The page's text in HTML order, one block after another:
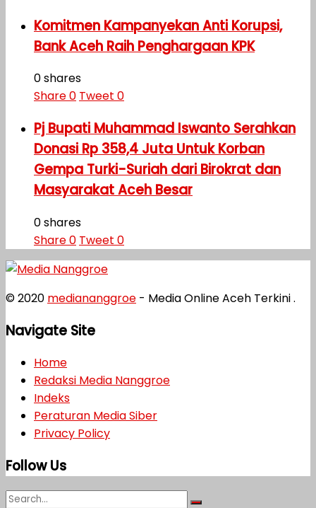
Komitmen Kampanyekan Anti Korupsi,
Bank Aceh Raih Penghargaan KPK
0 shares
Share0 Tweet 0
Pj Bupati Muhammad Iswanto Serahkan
Donasi Rp 358,4 Juta Untuk Korban
Gempa Turki-Suriah dari Birokrat dan
Masyarakat Aceh Besar
0 shares
Share0 Tweet 0
© 2020 mediananggroe - Media Online Aceh Terkini .
Navigate Site
Home
Redaksi Media Nanggroe
Indeks
Peraturan Media Siber
Privacy Policy
Follow Us